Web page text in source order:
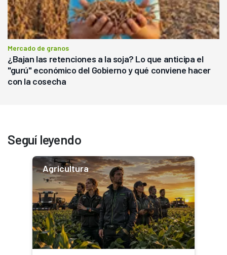
Mercado de granos
¿Bajan las retenciones a la soja? Lo que anticipa el
"gurú" económico del Gobierno y qué conviene hacer
con la cosecha
Seguí leyendo
Agricultura